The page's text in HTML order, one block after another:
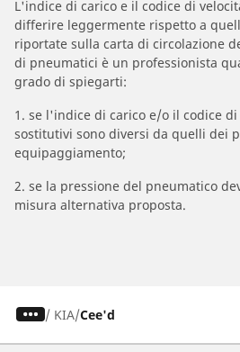
L'indice di carico e il codice di
differire leggermente rispetto a
riportate sulla carta di circolazione
di pneumatici è un professionista
grado di spiegarti:
1. se l'indice di carico e/o il codice
sostitutivi sono diversi da quelli dei
equipaggiamento;
2. se la pressione del pneumatico
misura alternativa proposta.
/ KIA Cee'd